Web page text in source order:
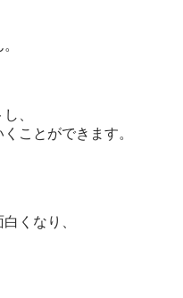
、
ことができます。
くなり、